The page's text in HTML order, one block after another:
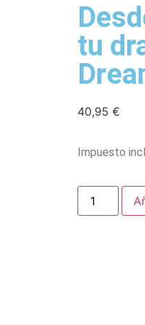
tu
40,95 €
Impuesto